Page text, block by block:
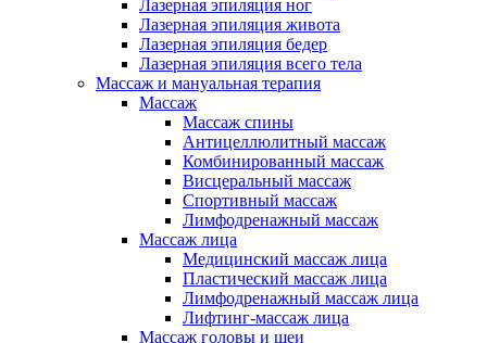
Лазерная эпиляция ног
Лазерная эпиляция живота
Лазерная эпиляция бедер
Лазерная эпиляция всего тела
Массаж и мануальная терапия
Массаж
Массаж спины
Антицеллюлитный массаж
Комбинированный массаж
Висцеральный массаж
Спортивный массаж
Лимфодренажный массаж
Массаж лица
Медицинский массаж лица
Пластический массаж лица
Лимфодренажный массаж лица
Лифтинг-массаж лица
Массаж головы и шеи